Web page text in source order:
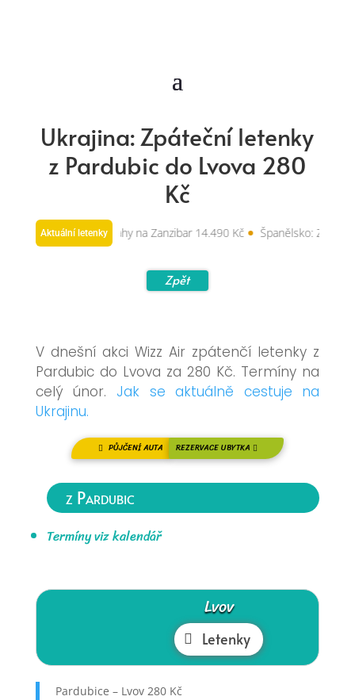
Ukrajina: Zpáteční letenky
z Pardubic do Lvova 280
Kč
Aktuální letenky
letenky z Prahy na Zanzibar 14.490 Kč Španělsko: Zpáteční
Zpět
V dnešní akci Wizz Air zpátenčí letenky z
Pardubic do Lvova za 280 Kč. Termíny na
celý únor. Jak se aktuálně cestuje na
Ukrajinu.
PŮJČENÍ AUTA REZERVACE UBYTKA
z Pardubic
Termíny viz kalendář
Lvov
Letenky
Pardubice – Lvov 280 Kč